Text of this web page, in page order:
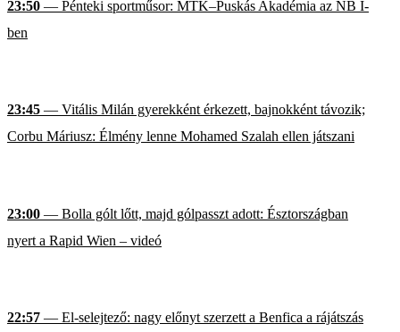
23:50 — Pénteki sportműsor: MTK–Puskás Akadémia az NB I-
ben
23:45 — Vitális Milán gyerekként érkezett, bajnokként távozik;
Corbu Máriusz: Élmény lenne Mohamed Szalah ellen játszani
23:00 — Bolla gólt lőtt, majd gólpasszt adott: Észtországban
nyert a Rapid Wien – videó
22:57 — El-selejtező: nagy előnyt szerzett a Benfica a rájátszás